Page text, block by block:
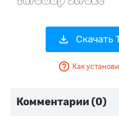
Скачать
Как
Комментарии (0)